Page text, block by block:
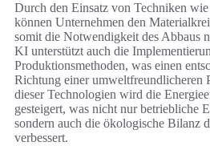
Durch den Einsatz von Techniken
können Unternehmen den
somit die Notwendigkeit des Abbaus
KI unterstützt auch die
Produktionsmethoden, was einen
Richtung einer umweltfreundlicheren
dieser Technologien wird die
gesteigert, was nicht nur betriebliche
sondern auch die ökologische Bilanz
verbessert.